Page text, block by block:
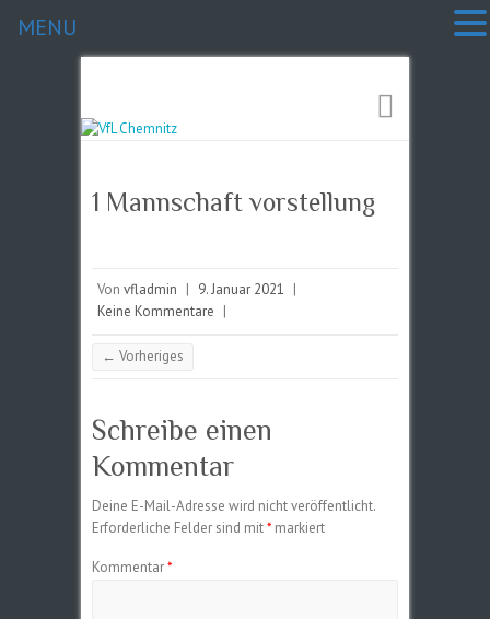
1 Mannschaft vorstellung
Von vfladmin | 9. Januar 2021 |
Keine Kommentare |
← Vorheriges
Schreibe einen
Kommentar
Deine E-Mail-Adresse wird nicht veröffentlicht.
Erforderliche Felder sind mit* markiert
Kommentar*
MENU